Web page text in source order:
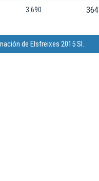
3.690 364
de Elsfreixes 2015 Sl.